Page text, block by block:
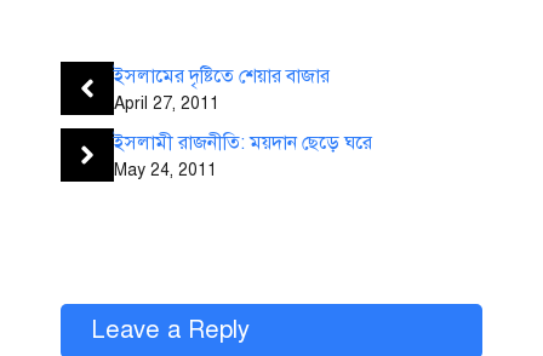
ইসলামের দৃষ্টিতে শেয়ার বাজার
April 27, 2011
ইসলামী রাজনীতি: ময়দান ছেড়ে ঘরে
May 24, 2011
Leave a Reply